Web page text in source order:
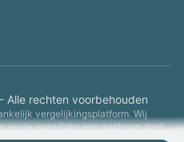
rechten voorbehouden
vergelijkingsplatform. Wij
je via onze links een aankoop doet.